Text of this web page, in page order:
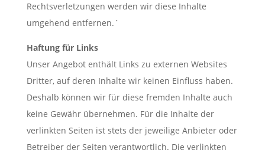
Rechtsverletzungen werden wir diese Inhalte
umgehend entfernen.´
Haftung für Links
Unser Angebot enthält Links zu externen Websites
Dritter, auf deren Inhalte wir keinen Einfluss haben.
Deshalb können wir für diese fremden Inhalte auch
keine Gewähr übernehmen. Für die Inhalte der
verlinkten Seiten ist stets der jeweilige Anbieter oder
Betreiber der Seiten verantwortlich. Die verlinkten